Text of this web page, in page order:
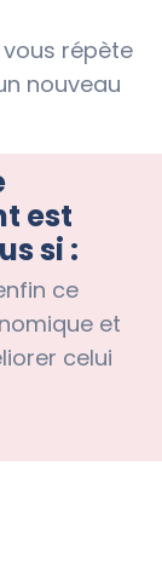
répète
nouveau
est
si :
ce
et
celui